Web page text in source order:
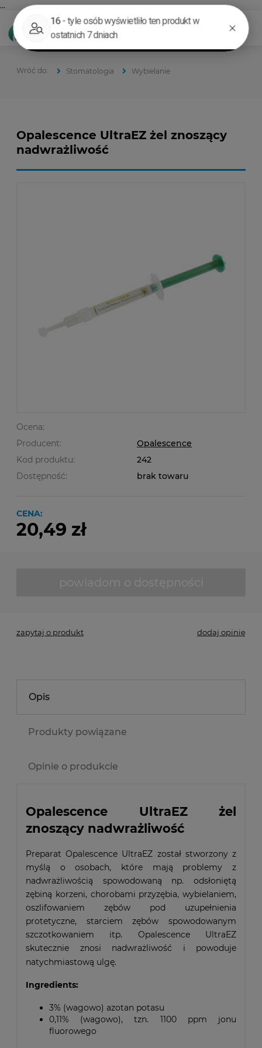
...
Stomatologia Wybielanie
Opalescence UltraEZ żel znoszący
nadwrażliwość
Ocena:
Producent:
Opalescence
Kod produktu:
242
Dostępność:
brak towaru
CENA:
20,49 zł
zapytaj o produkt dodaj opinię
Opis
Produkty powiązane
Opinie o produkcie
Opalescence UltraEZ żel
znoszący nadwrażliwość
Preparat Opalescence UltraEZ został stworzony z
myślą o osobach, które mają problemy z
nadwrażliwością spowodowaną np. odsłoniętą
zębiną korzeni, chorobami przyzębia, wybielaniem,
oszlifowaniem zębów pod uzupełnienia
protetyczne, starciem zębów spowodowanym
szczotkowaniem itp. Opalescence UltraEZ
skutecznie znosi nadwrażliwość i powoduje
natychmiastową ulgę.
Ingredients:
3% (wagowo) azotan potasu
0,11% (wagowo), tzn. 1100 ppm jonu
fluorowego